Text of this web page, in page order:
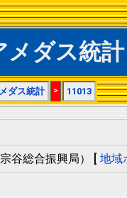
ダス統
ダス統計 > 11013
宗谷総合振興局） [ 地域